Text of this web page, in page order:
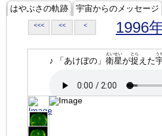
はやぶさの軌跡 宇宙からのメッセージ
<<< << < 1996
♪ 「あけぼの」 衛星
えいせい
が捉
とら
えた
う